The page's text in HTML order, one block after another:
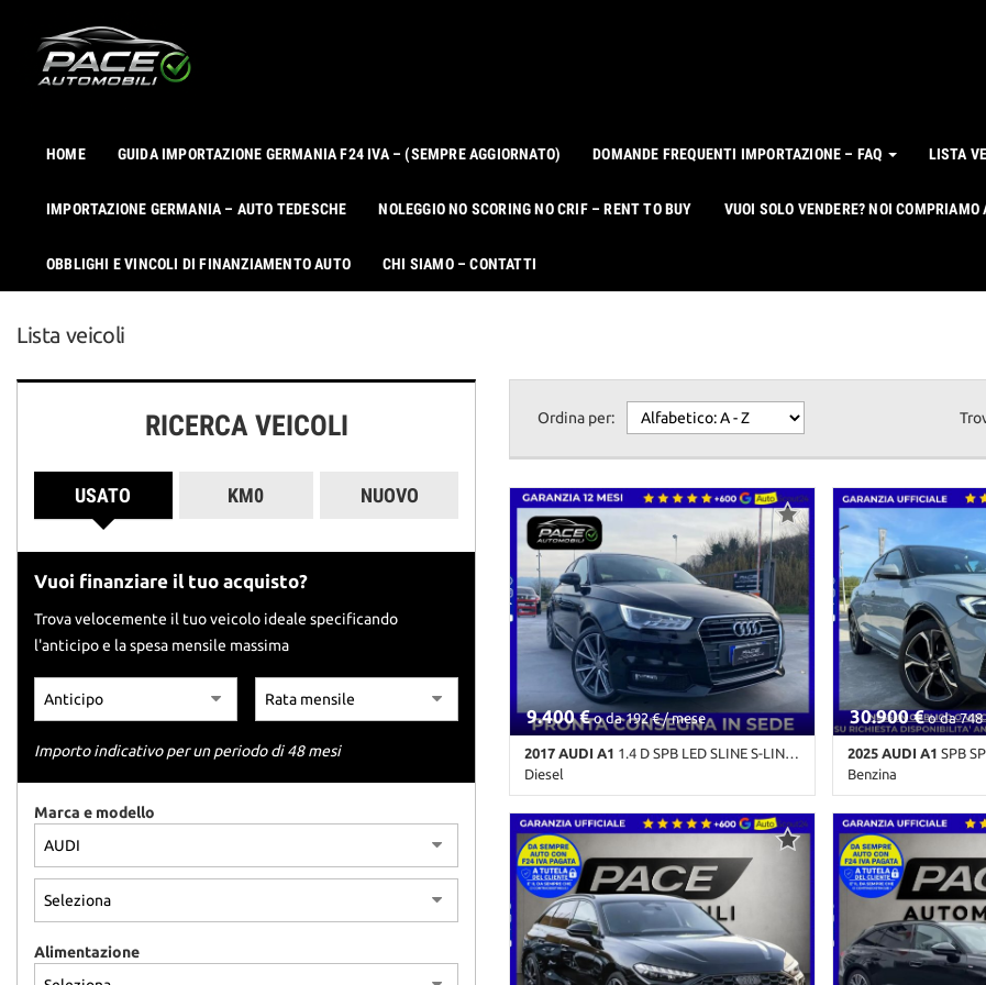
HOME GUIDA IMPORTAZIONE GERMANIA F24 IVA – (SEMPRE AGGIORNATO) DOMANDE FREQUENTI IMPORTAZIONE – FAQ LISTA
IMPORTAZIONE GERMANIA – AUTO TEDESCHE NOLEGGIO NO SCORING NO CRIF – RENT TO BUY VUOI SOLO VENDERE? NOI
OBBLIGHI E VINCOLI DI FINANZIAMENTO AUTO CHI SIAMO – CONTATTI
Lista veicoli
RICERCA VEICOLI
USATO KM0 NUOVO
Vuoi finanziare il tuo acquisto?
Trova velocemente il tuo veicolo ideale specificando
l'anticipo e la spesa mensile massima
Importo indicativo per un periodo di 48 mesi
Marca e modello
Alimentazione
Ordina per:
9.400 €o da 192 € / mese
2017 AUDI A1 1.4 D SPB LED SLINE S-LINE 17"BOSE SPORTBACK PELLE
Diesel
209.500 Km • Cambio Automatico • Nero
pastello • 5 Porte • ABS • Airbag • Airbag
laterali • Airbag Passeggero • Airbag
posteriore • Airbag testa • Alzacristalli
elettrici • Antifurto • Assistente
abbaglianti • Autoradio • Autoradio
digitale • Bluetooth • Boardcomputer •
Bracciolo • Chiusura centralizzata •
Chiusura centralizzata senza chiave •
30.900 €o da 748
2025 AUDI A1 SPB
Benzina
18.900 Km • Cambio
metallizzato • 5
Cruise Control •
Airbag Passeggero •
Airbag testa •
Android Auto •
Assistente
Autoradio digitale •
Bluetooth •
Le
tue
preferenze
pannello
consente
le
tue
tracciamento
che
offrire
le
e
svolgere
attività
di
seguito
descritte.
Per
ottenere
maggiori
sull'utilità
e
funzionamento